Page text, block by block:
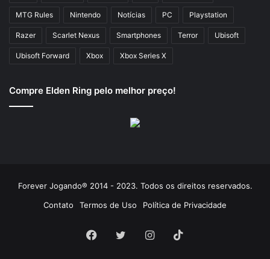
MTG Rules Nintendo Notícias PC Playstation
Razer Scarlet Nexus Smartphones Terror Ubisoft
Ubisoft Forward Xbox Xbox Series X
Compre Elden Ring pelo melhor preço!
Forever Jogando® 2014 - 2023. Todos os direitos reservados.
Contato
Termos de Uso Política de Privacidade
Facebook
TwitterInstagram